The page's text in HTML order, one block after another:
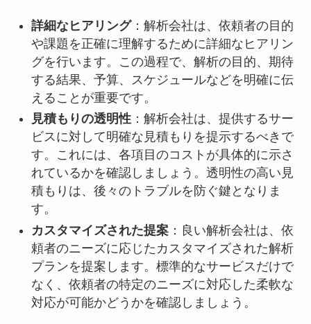
詳細なヒアリング：解析会社は、依頼者の目的
や課題を正確に理解するために詳細なヒアリン
グを行います。この過程で、解析の目的、期待
する結果、予算、スケジュールなどを明確に伝
えることが重要です。
見積もりの透明性：解析会社は、提供するサー
ビスに対して明確な見積もりを提示するべきで
す。これには、各項目のコストが具体的に示さ
れているかを確認しましょう。透明性の高い見
積もりは、後々のトラブルを防ぐ鍵となりま
す。
カスタマイズされた提案：良い解析会社は、依
頼者のニーズに応じたカスタマイズされた解析
プランを提案します。標準的なサービスだけで
なく、依頼者の特定のニーズに対応した柔軟な
対応が可能かどうかを確認しましょう。